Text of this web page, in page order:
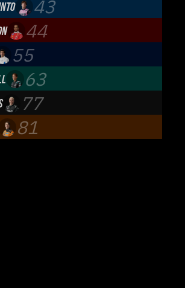
43
Formula One Team
44
Ferrari
55
Williams F1 Team
63
AMG Petronas F1 Team
77
1 Team
81